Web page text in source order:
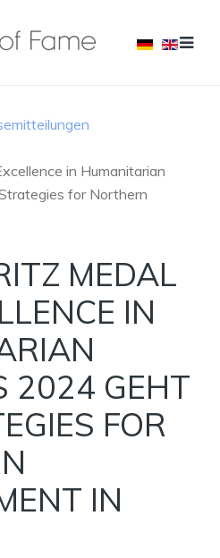
in Humanitarian
for Northern
MEDAL
IN
2024 GEHT
FOR
IN